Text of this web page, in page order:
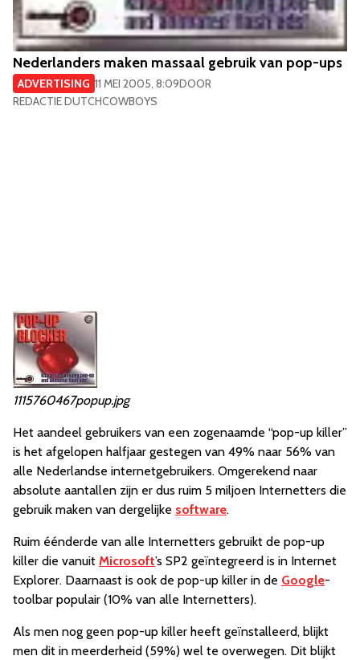
Nederlanders maken massaal gebruik van pop-ups
ADVERTISING 11 MEI 2005, 8:09DOOR
REDACTIE DUTCHCOWBOYS
1115760467popup.jpg
Het aandeel gebruikers van een zogenaamde “pop-up killer”
is het afgelopen halfjaar gestegen van 49% naar 56% van
alle Nederlandse internetgebruikers. Omgerekend naar
absolute aantallen zijn er dus ruim 5 miljoen Internetters die
gebruik maken van dergelijke software.
Ruim éénderde van alle Internetters gebruikt de pop-up
killer die vanuit Microsoft’s SP2 geïntegreerd is in Internet
Explorer. Daarnaast is ook de pop-up killer in de Google-
toolbar populair (10% van alle Internetters).
Als men nog geen pop-up killer heeft geïnstalleerd, blijkt
men dit in meerderheid (59%) wel te overwegen. Dit blijkt